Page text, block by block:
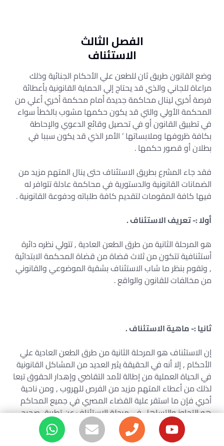
الفصل الثالث
الاستئناف
وضع القانون طريق ثان للطعن علي الأحكام الجنائية وذلك
مراعاة للجاني والذي قد يحتاج إلي الحماية القانونية بأعطائة
فرصة أخري لينال محاكمة جديدة أمام محكمة أخري أعلي من
المحكمة الأولي والتي قد يكون حكمها مشوب بالخطأ سواء
في تطبيق القانون أو في تحصيل وقائع الدعوي والإحاطة
بكافة ظروفها وملابساتها ’ الأمر الذي قد يكون سببا في
بطلان أو قصور حكمها .
فقد جاء المشرع بطريق الاستئناف حتى ينال المتهم مزيد من
الضمانات القانونية والدستورية في محاكمة عادلة تتوافر له
فيها كافة المقومات لتقديم كافة طلباته ودفوعة القانونية .
أولا :- تعريف الاستئناف .
هو المرحلة الثانية من طرق الطعن العادية , تتولي نظره دائرة
أستئنافية تتكون من ثلاث قضاة من قضاة المحكمة الابتدائية
, وتقوم بنظر ما شاب الاستئناف بشقية الموضوعي والقانوني
من مخالفات للقانون والواقع .
ثانيا :- ماهية الاستئناف .
إن الاستئناف هو المرحلة الثانية من طرق الطعن العادية علي
الأحكام , إلا أنه في الحقيقة يثير العديد من المشاكل القانونية
في الحياة العملية من إطالة لأمد التقاضي وإهدار الحقوق تبعا
لذلك من أعطاء المتهم مزيد من الفرص للهروب , ومن ناحية
أخري فإن ما استقر علية القضاء المصري في جميع المحاكم
هو التجاوز والتساهل في مرحلة الاستئناف عن تطبيق صحيح
القانون في أغلب الأحكام وتمكين المتهم في معظم الأحوال
من إطالة التقاضي في مراحل متعددة تبدأ من المعارضة ثم